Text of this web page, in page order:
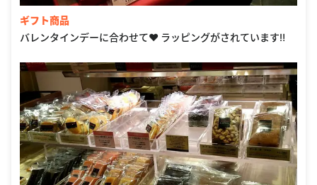
ギフト商品
バレンタインデーに合わせて♥ ラッピングがされています‼